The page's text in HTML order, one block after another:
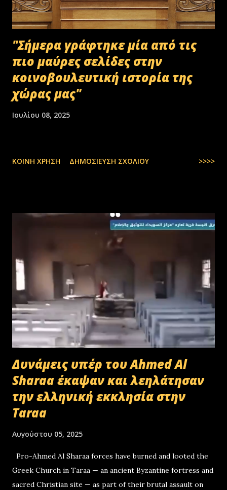
"Σήμερα γράφτηκε μία από τις
πιο μαύρες σελίδες στην
κοινοβουλευτική ιστορία της
χώρας μας"
Ιουλίου 08, 2025
ΚΟΙΝΉ ΧΡΉΣΗ ΔΗΜΟΣΊΕΥΣΗ ΣΧΟΛΊΟΥ >>>>
Δυνάμεις υπέρ του Ahmed Al
Sharaa έκαψαν και λεηλάτησαν
την ελληνική εκκλησία στην
Taraa
Αυγούστου 05, 2025
Pro-Ahmed Al Sharaa forces have burned and looted the
Greek Church in Taraa — an ancient Byzantine fortress and
sacred Christian site — as part of their brutal assault on